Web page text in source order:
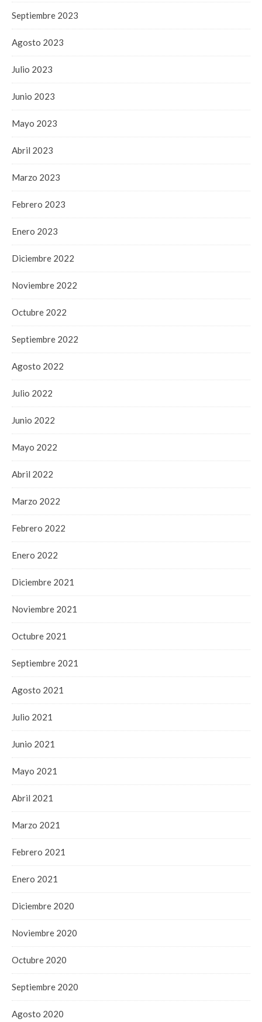
Septiembre 2023
Agosto 2023
Julio 2023
Junio 2023
Mayo 2023
Abril 2023
Marzo 2023
Febrero 2023
Enero 2023
Diciembre 2022
Noviembre 2022
Octubre 2022
Septiembre 2022
Agosto 2022
Julio 2022
Junio 2022
Mayo 2022
Abril 2022
Marzo 2022
Febrero 2022
Enero 2022
Diciembre 2021
Noviembre 2021
Octubre 2021
Septiembre 2021
Agosto 2021
Julio 2021
Junio 2021
Mayo 2021
Abril 2021
Marzo 2021
Febrero 2021
Enero 2021
Diciembre 2020
Noviembre 2020
Octubre 2020
Septiembre 2020
Agosto 2020